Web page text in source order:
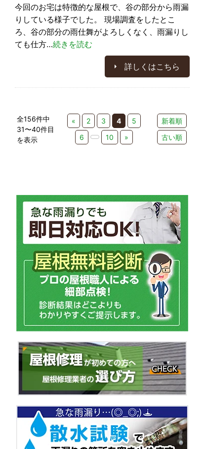
今回のお宅は特徴的な屋根で、谷の部分から雨漏
りしている様子でした。 現場調査をしたとこ
ろ、谷の部分の雨仕舞がよろしくなく、雨漏りし
ても仕方…続きを読む
詳しくはこちら
全156件中
31〜40件目
を表示
« 2 3 4
5
6
10 »
新着順
古い順